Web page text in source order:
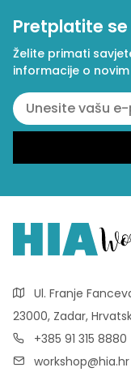
Pretplatite
Želite primati
informacije o
Ul. Franje
23000, Zadar,
+385 91 315 8880
workshop@hia.hr